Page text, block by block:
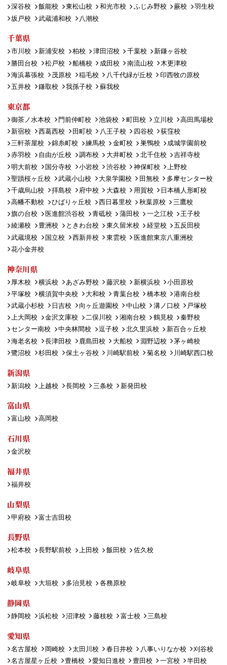
深谷校 飯能校 東松山校 和光市校 ふじみ野校 蕨校
羽生校
坂戸校
武蔵浦和校 八潮校
千葉県
市川校 新浦安校 柏校 津田沼校 千葉校
新鎌ヶ谷校
勝田台校
松戸校 船橋校 成田校 南流山校
木更津校
海浜幕張校
茂原校 稲毛校 八千代緑が丘校
印西牧の原校
五井校
鎌取校 我孫子校 蘇我校
東京都
御茶ノ水本校 門前仲町校 池袋校 町田校 立川校
高田馬場校
新宿校
西葛西校 田町校 八王子校 四谷校
荻窪校
三軒茶屋校
錦糸町校 練馬校 金町校 巣鴨校
成城学園前校
赤羽校
自由が丘校 調布校 大井町校 北千住校
吉祥寺校
明大前校
国分寺校 小岩校 渋谷校 神保町校
上野校
聖蹟桜ヶ丘校
武蔵小山校 大泉学園校 田無校
多摩センター校
千歳烏山校
拝島校 府中校 大森校 用賀校
日本橋人形町校
高幡不動校
ひばりヶ丘校 西日暮里校 秋葉原校
三鷹校
旗の台校
医進館渋谷校 青砥校 蒲田校 一之江校
王子校
綾瀬校
豊洲校 ときわ台校 東久留米校 経堂校
五反田校
武蔵境校
国立校 西新井校 東雲校
医進館東京八重洲校
花小金井校
神奈川県
厚木校 横浜校 あざみ野校 藤沢校 新横浜校
小田原校
平塚校
横須賀中央校 大和校 青葉台校 橋本校
港南台校
武蔵小杉校
日吉校 向ヶ丘遊園校 中山校 溝ノ口校
戸塚校
上大岡校
金沢文庫校 二俣川校 湘南台校 鶴見校
秦野校
センター南校
中央林間校 逗子校 北久里浜校
新百合ヶ丘校
海老名校
長津田校 鹿島田校 大船校 淵野辺校
茅ヶ崎校
鷺沼校
杉田校 保土ヶ谷校 川崎駅前校 菊名校 川崎駅西口校
新潟県
新潟校 上越校 長岡校 三条校 新発田校
富山県
富山校 高岡校
石川県
金沢校
福井県
福井校
山梨県
甲府校 富士吉田校
長野県
松本校 長野駅前校 上田校 飯田校 佐久校
岐阜県
岐阜校 大垣校 多治見校 各務原校
静岡県
静岡校 浜松校 沼津校 藤枝校 富士校 三島校
愛知県
名古屋校 岡崎校 太田川校 春日井校 八事いりなか校
刈谷校
名古屋星ヶ丘校
豊橋校 愛知日進校 豊田校 一宮校
半田校